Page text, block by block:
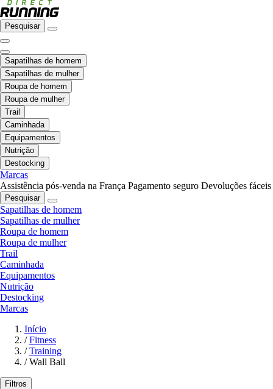
Pesquisar
Sapatilhas de homem
Sapatilhas de mulher
Roupa de homem
Roupa de mulher
Trail
Caminhada
Equipamentos
Nutrição
Destocking
Marcas
Assistência pós-venda na França Pagamento seguro Devoluções fáceis
Pesquisar
Sapatilhas de homem
Sapatilhas de mulher
Roupa de homem
Roupa de mulher
Trail
Caminhada
Equipamentos
Nutrição
Destocking
Marcas
Início
/ Fitness
/ Training
/ Wall Ball
Filtros